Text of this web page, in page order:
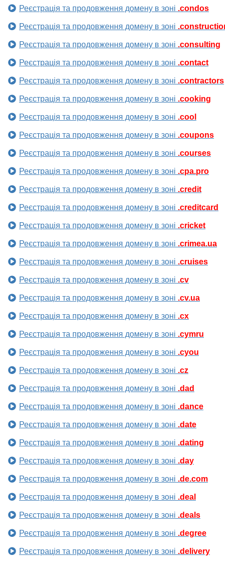
Реєстрація та продовження домену в зоні .condos
Реєстрація та продовження домену в зоні
Реєстрація та продовження домену в зоні .consulting
Реєстрація та продовження домену в зоні .contact
Реєстрація та продовження домену в зоні .contractors
Реєстрація та продовження домену в зоні .cooking
Реєстрація та продовження домену в зоні .cool
Реєстрація та продовження домену в зоні .coupons
Реєстрація та продовження домену в зоні .courses
Реєстрація та продовження домену в зоні .cpa.pro
Реєстрація та продовження домену в зоні .credit
Реєстрація та продовження домену в зоні .creditcard
Реєстрація та продовження домену в зоні .cricket
Реєстрація та продовження домену в зоні .crimea.ua
Реєстрація та продовження домену в зоні .cruises
Реєстрація та продовження домену в зоні .cv
Реєстрація та продовження домену в зоні .cv.ua
Реєстрація та продовження домену в зоні .cx
Реєстрація та продовження домену в зоні .cymru
Реєстрація та продовження домену в зоні .cyou
Реєстрація та продовження домену в зоні .cz
Реєстрація та продовження домену в зоні .dad
Реєстрація та продовження домену в зоні .dance
Реєстрація та продовження домену в зоні .date
Реєстрація та продовження домену в зоні .dating
Реєстрація та продовження домену в зоні .day
Реєстрація та продовження домену в зоні .de.com
Реєстрація та продовження домену в зоні .deal
Реєстрація та продовження домену в зоні .deals
Реєстрація та продовження домену в зоні .degree
Реєстрація та продовження домену в зоні .delivery